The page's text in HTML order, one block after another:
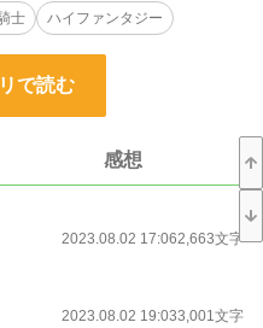
クラウディオとの結婚を控えてい
が住まう地「アナセマス」に飛ばさ
もなくさ迷っていたところ、怪物と遭
により気絶させられたエメラーダはヒ
が、そこでなぜか世界を救うというい
に気がつく。
ックスらと共に図書館のあるアーデ
たどり着く。
士 ハイファンタジー
で読む
感想
2023.08.02 17:062,663文字
2023.08.02 19:033,001文字